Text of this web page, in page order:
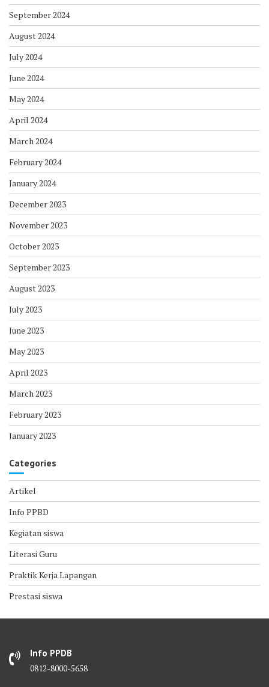
September 2024
August 2024
July 2024
June 2024
May 2024
April 2024
March 2024
February 2024
January 2024
December 2023
November 2023
October 2023
September 2023
August 2023
July 2023
June 2023
May 2023
April 2023
March 2023
February 2023
January 2023
Categories
Artikel
Info PPBD
Kegiatan siswa
Literasi Guru
Praktik Kerja Lapangan
Prestasi siswa
Info PPDB
0812-8000-5658